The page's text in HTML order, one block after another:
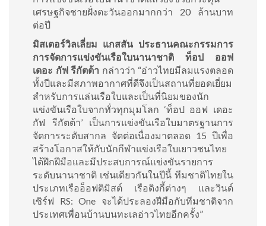
เศรษฐกิจชายฝั่งตะวันออกมากกว่า 20 ล้านบาท
ต่อปี
มิสเตอร์วิลเลี่ยม แกสสัน ประธานคณะกรรมการ
การจัดการแข่งขันเรือใบนานาชาติ ท็อป ออฟ
เดอะ กัฟ รีกัตต้า กล่าวว่า “อ่าวไทยมีลมแรงตลอด
ทั้งปีและมีสภาพอากาศที่ดีจึงเป็นสถานที่ยอดเยี่ยม
สำหรับการแล่นเรือใบและเป็นที่นิยมของนัก
แข่งขันเรือใบจากทั่วทุกมุมโลก ‘ท็อป ออฟ เดอะ
กัฟ รีกัตต้า’ เป็นการแข่งขันเรือใบมาตรฐานการ
จัดการระดับสากล จัดต่อเนื่องมาตลอด 15 ปีเพื่อ
สร้างโอกาสให้กับนักกีฬาแข่งเรือใบเยาวชนไทย
ได้ฝึกฝีมือและมีประสบการณ์แข่งขันรายการ
ระดับนานาชาติ เช่นเดียวกันในปีนี้ ทีมชาติไทยใน
ประเภทเรืออ็อฟติมิสต์ เรือดิงกี้ต่างๆ และวินด์
เซิร์ฟ RS: One จะได้ประลองฝีมือกับทีมชาติจาก
ประเทศเพื่อนบ้านบนทะเลอ่าวไทยอีกครั้ง”